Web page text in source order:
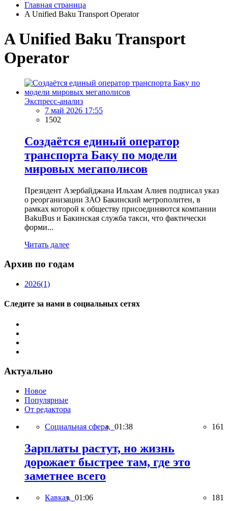
Главная страница
A Unified Baku Transport Operator
A Unified Baku Transport
Operator
Экспресс-анализ
7 май 2026 17:55
1502
Cоздаётся единый оператор
транспорта Баку по модели
мировых мегаполисов
Президент Азербайджана Ильхам Алиев подписал указ
о реорганизации ЗАО Бакинский метрополитен, в
рамках которой к обществу присоединяются компании
BakuBus и Бакинская служба такси, что фактически
форми...
Читать далее
Архив по годам
2026(1)
Следите за нами в социальных сетях
Актуально
Новое
Популярные
От редактора
Социальная сфера, 01:38 161
Зарплаты растут, но жизнь
дорожает быстрее там, где это
заметнее всего
Кавказ, 01:06 181